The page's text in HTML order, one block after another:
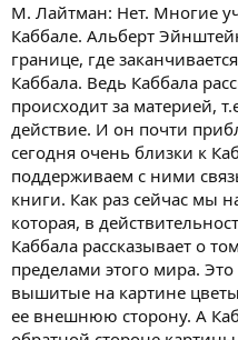
М. Лайтман: Нет. Многие
Каббале. Альберт
границе, где
Каббала. Ведь Каббала
происходит за материей,
действие. И он почти
сегодня очень близки к
поддерживаем с ними
книги. Как раз сейчас мы
которая, в
Каббала рассказывает о
пределами этого мира.
вышитые на картине
ее внешнюю сторону. А